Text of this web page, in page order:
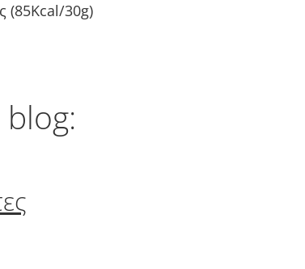
(85Kcal/30g)
blog: